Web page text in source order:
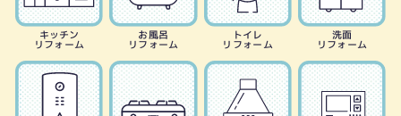
キッチン
リフォーム
お風呂
リフォーム
トイレ
リフォーム
洗面
リフォーム